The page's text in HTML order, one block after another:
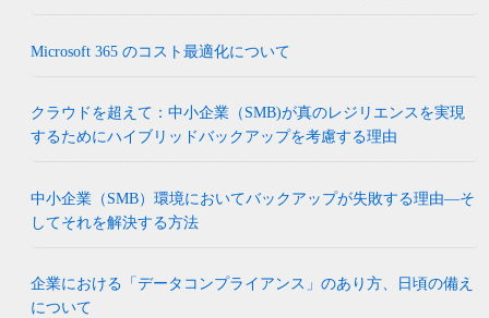
Microsoft 365 のコスト最適化について
クラウドを超えて：中小企業（SMB)が真のレジリエンスを実現
するためにハイブリッドバックアップを考慮する理由
中小企業（SMB）環境においてバックアップが失敗する理由―そ
してそれを解決する方法
企業における「データコンプライアンス」のあり方、日頃の備え
について